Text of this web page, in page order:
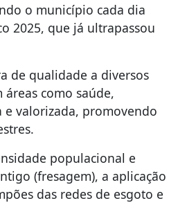
o município cada dia
2025, que já ultrapassou
de qualidade a diversos
como saúde,
e valorizada, promovendo
populacional e
(fresagem), a aplicação
das redes de esgoto e